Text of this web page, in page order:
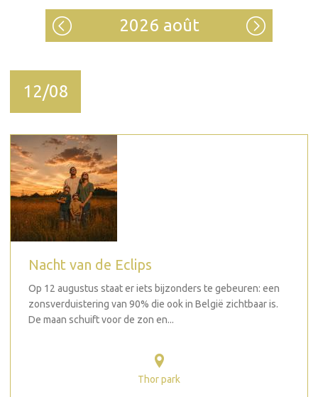
2026 août
12/08
Nacht van de Eclips
Op 12 augustus staat er iets bijzonders te gebeuren: een
zonsverduistering van 90% die ook in België zichtbaar is.
De maan schuift voor de zon en...
Thor park